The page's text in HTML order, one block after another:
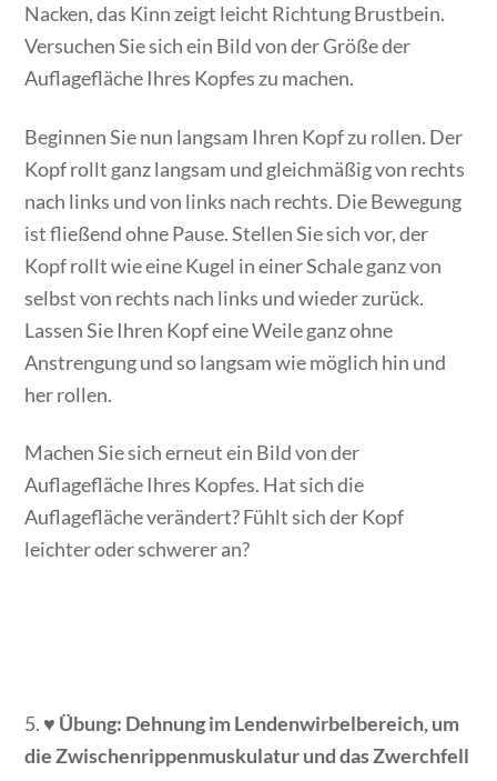
Nacken, das Kinn zeigt leicht Richtung Brustbein.
Versuchen Sie sich ein Bild von der Größe der
Auflagefläche Ihres Kopfes zu machen.
Beginnen Sie nun langsam Ihren Kopf zu rollen. Der
Kopf rollt ganz langsam und gleichmäßig von rechts
nach links und von links nach rechts. Die Bewegung
ist fließend ohne Pause. Stellen Sie sich vor, der
Kopf rollt wie eine Kugel in einer Schale ganz von
selbst von rechts nach links und wieder zurück.
Lassen Sie Ihren Kopf eine Weile ganz ohne
Anstrengung und so langsam wie möglich hin und
her rollen.
Machen Sie sich erneut ein Bild von der
Auflagefläche Ihres Kopfes. Hat sich die
Auflagefläche verändert? Fühlt sich der Kopf
leichter oder schwerer an?
5. ♥ Übung: Dehnung im Lendenwirbelbereich, um
die Zwischenrippenmuskulatur und das Zwerchfell